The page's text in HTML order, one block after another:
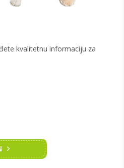
kvalitetnu informaciju za